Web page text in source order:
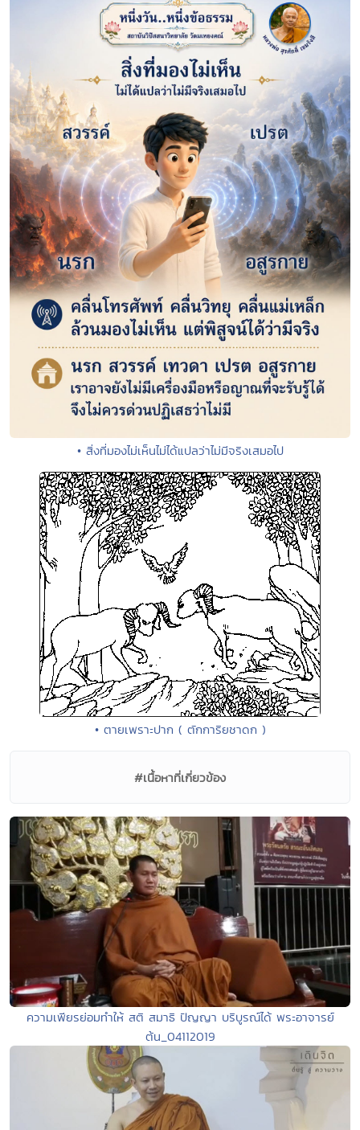
• สิ่งที่มองไม่เห็นไม่ได้แปลว่าไม่มีจริงเสมอไป
• ตายเพราะปาก ( ตักการิยชาดก )
#เนื้อหาที่เกี่ยวข้อง
ความเพียรย่อมทำให้ สติ สมาธิ ปัญญา บริบูรณ์ได้ พระอาจารย์
ต้น_04112019